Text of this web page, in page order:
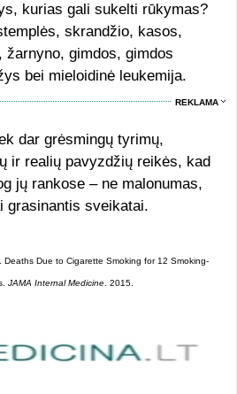
kurias gali sukelti rūkymas?
skrandžio, kasos,
gimdos, gimdos
bei mieloidinė leukemija.
REKLAMA
dar grėsmingų tyrimų,
ir realių pavyzdžių reikės, kad
jų rankose – ne malonumas,
grasinantis sveikatai.
Due to Cigarette Smoking for 12 Smoking-
JAMA Internal Medicine. 2015.